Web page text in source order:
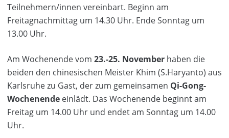
Teilnehmern/innen vereinbart. Beginn am
Freitagnachmittag um 14.30 Uhr. Ende Sonntag um
13.00 Uhr.
Am Wochenende vom 23.-25. November haben die
beiden den chinesischen Meister Khim (S.Haryanto) aus
Karlsruhe zu Gast, der zum gemeinsamen Qi-Gong-
Wochenende einlädt. Das Wochenende beginnt am
Freitag um 14.00 Uhr und endet am Sonntag um 14.00
Uhr.